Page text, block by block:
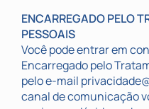
ENCARREGADO PELO
PESSOAIS
Você pode entrar em
Encarregado pelo
pelo e-mail
canal de comunicação